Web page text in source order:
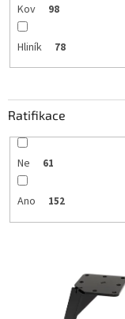
Kov 98
Hliník 78
Ratifikace
Ne 61
Ano 152